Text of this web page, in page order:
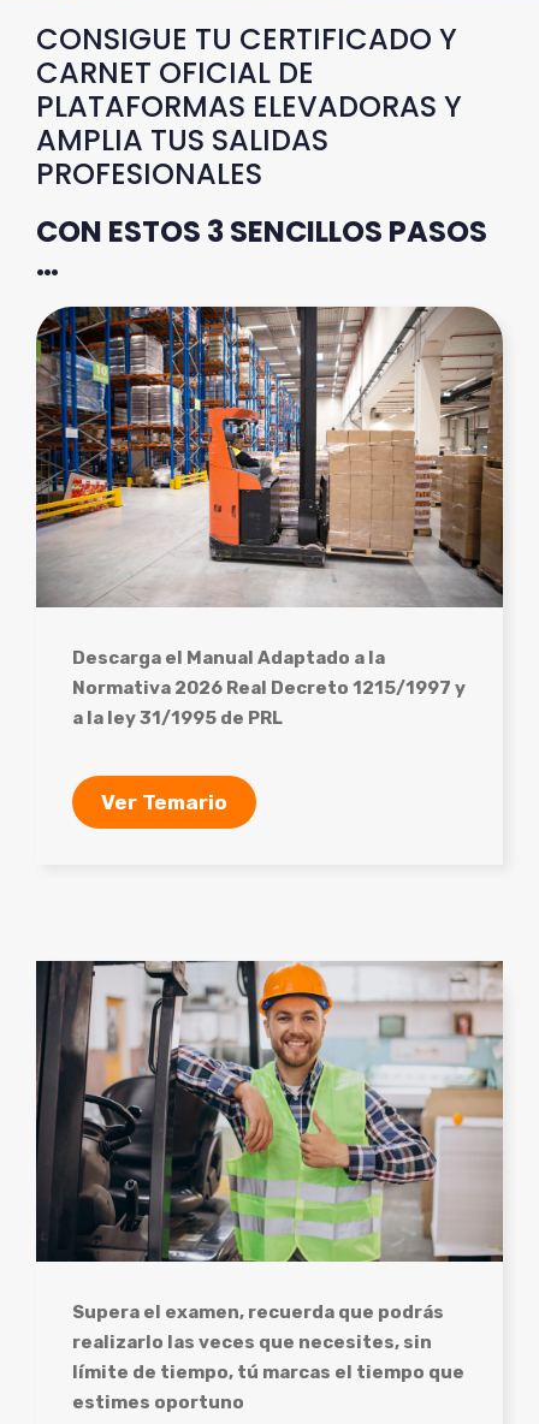
CONSIGUE TU CERTIFICADO Y
CARNET OFICIAL DE
PLATAFORMAS ELEVADORAS Y
AMPLIA TUS SALIDAS
PROFESIONALES
CON ESTOS 3 SENCILLOS PASOS
…
Descarga el Manual Adaptado a la
Normativa 2026 Real Decreto 1215/1997 y
a la ley 31/1995 de PRL
Ver Temario
Supera el examen, recuerda que podrás
realizarlo las veces que necesites, sin
límite de tiempo, tú marcas el tiempo que
estimes oportuno